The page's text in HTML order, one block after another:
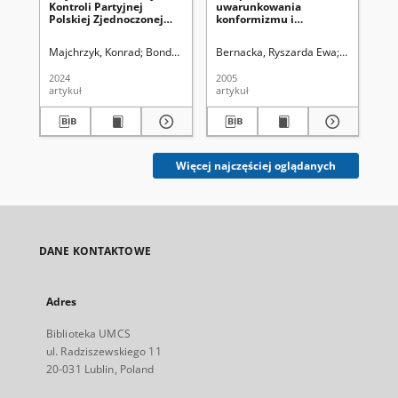
Kontroli Partyjnej
Polskiej Zjednoczonej
1975. Struktura,
Majchrzyk, Konrad Bondyra, Wiesław. Redaktor naczelny
2024
artykuł
uwarunkowania
konformizmu i
Bernacka, Ryszarda Ewa
2005
artykuł
Więcej najczęściej oglądanych
DANE KONTAKTOWE
Adres
Biblioteka UMCS
ul. Radziszewskiego 11
20-031 Lublin, Poland